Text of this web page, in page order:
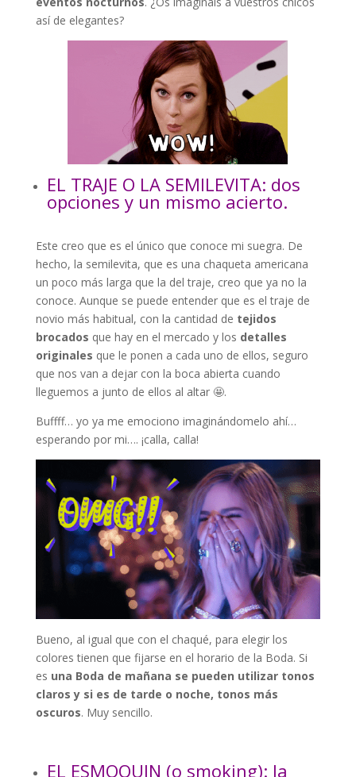
así de elegantes?
EL TRAJE O LA SEMILEVITA: dos
opciones y un mismo acierto.
Este creo que es el único que conoce mi suegra. De
hecho, la semilevita, que es una chaqueta americana
un poco más larga que la del traje, creo que ya no la
conoce. Aunque se puede entender que es el traje de
novio más habitual, con la cantidad de tejidos
brocados que hay en el mercado y los detalles
originales que le ponen a cada uno de ellos, seguro
que nos van a dejar con la boca abierta cuando
lleguemos a junto de ellos al altar 🤩.
Buffff… yo ya me emociono imaginándomelo ahí…
esperando por mi…. ¡calla, calla!
Bueno, al igual que con el chaqué, para elegir los
colores tienen que fijarse en el horario de la Boda. Si
es una Boda de mañana se pueden utilizar tonos
claros y si es de tarde o noche, tonos más
oscuros. Muy sencillo.
EL ESMOQUIN (o smoking): la